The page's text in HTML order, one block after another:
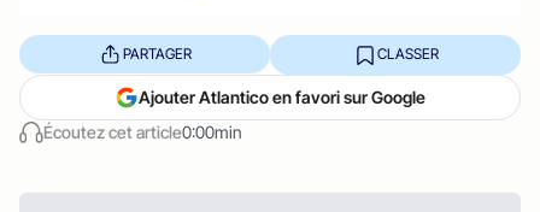
Écoutez cet article0:00min
PARTAGER CLASSER
Ajouter Atlantico en favori sur Google